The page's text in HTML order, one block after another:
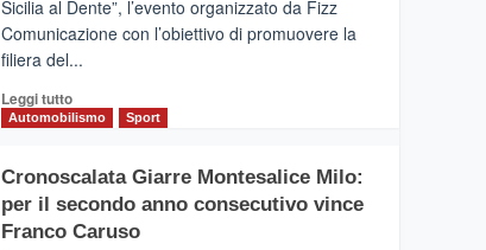
Borgo
del
tour
tra
vicoli
medievali
Sicilia al Dente”, l’evento organizzato da Fizz
Comunicazione con l’obiettivo di promuovere la
filiera del...
Leggi tuttoLeggi
di
Mondello
(Palermo)
–
Automobilismo Sport
Cronoscalata Giarre Montesalice Milo:
per il secondo anno consecutivo vince
Franco Caruso